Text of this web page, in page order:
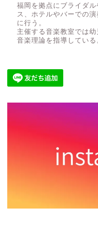
福岡を拠点にブライダ
ス、ホテルやバーでの
に行う。
主催する音楽教室では
音楽理論を指導している